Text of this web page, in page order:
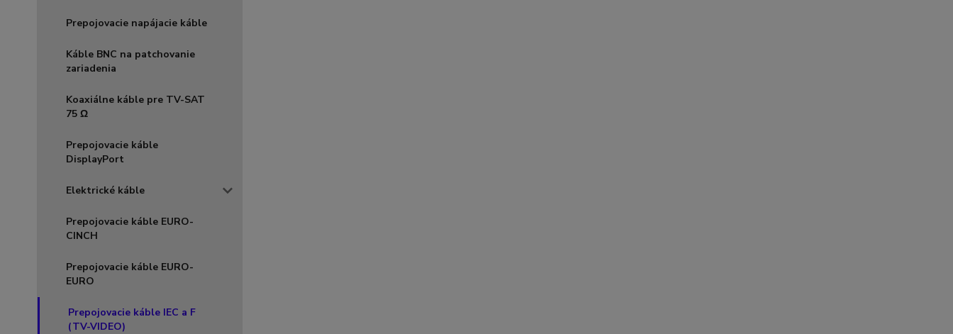
Prepojovacie napájacie káble
Káble BNC na patchovanie
zariadenia
Koaxiálne káble pre TV-SAT
75 Ω
Prepojovacie káble
DisplayPort
Elektrické káble
Prepojovacie káble EURO-
CINCH
Prepojovacie káble EURO-
EURO
Prepojovacie káble IEC a F
(TV-VIDEO)